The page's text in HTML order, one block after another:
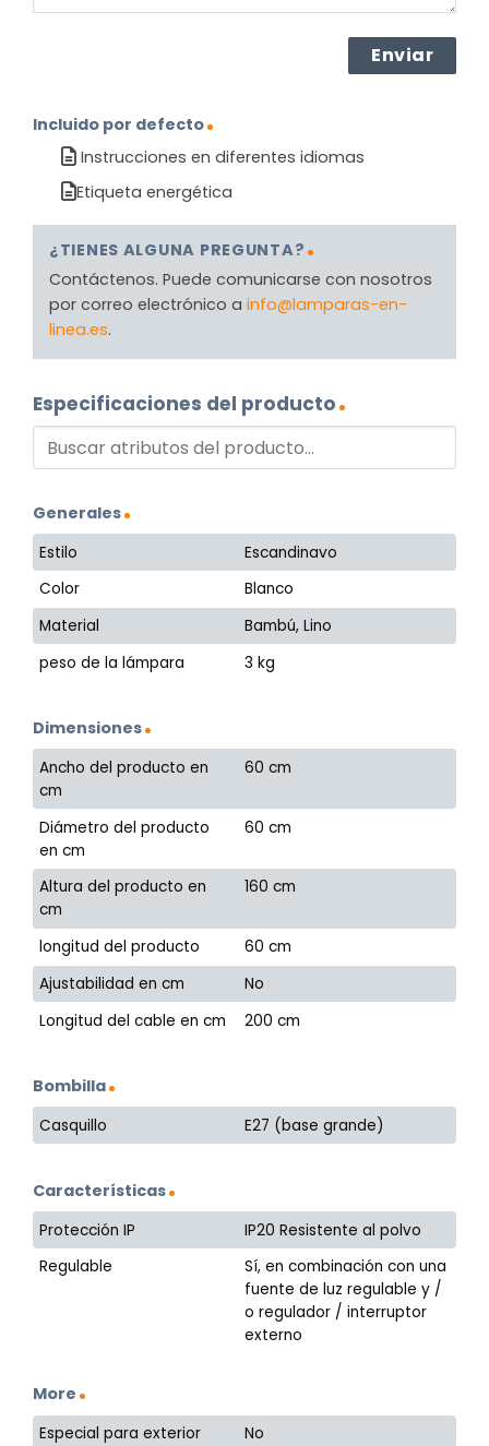
Incluido por defecto
Instrucciones en diferentes idiomas
Etiqueta energética
¿TIENES ALGUNA PREGUNTA?
Contáctenos. Puede comunicarse con nosotros
por correo electrónico a info@lamparas-en-
linea.es.
Especificaciones del producto
Generales
Estilo
Escandinavo
Color
Blanco
Material
Bambú, Lino
peso de la lámpara
3 kg
Dimensiones
Ancho del producto en
cm
60 cm
Diámetro del producto
en cm
60 cm
Altura del producto en
cm
160 cm
longitud del producto
60 cm
Ajustabilidad en cm
No
Longitud del cable en cm
200 cm
Bombilla
Casquillo E27 (base grande)
Características
Protección IP
IP20 Resistente al polvo
Regulable
Sí, en combinación con una
fuente de luz regulable y /
o regulador / interruptor
externo
More
Especial para exterior
No